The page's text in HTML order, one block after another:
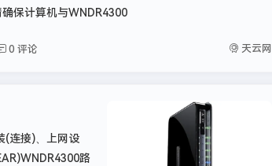
保计算机与WNDR4300
0 评论 天云网
(连接)、上网设
路